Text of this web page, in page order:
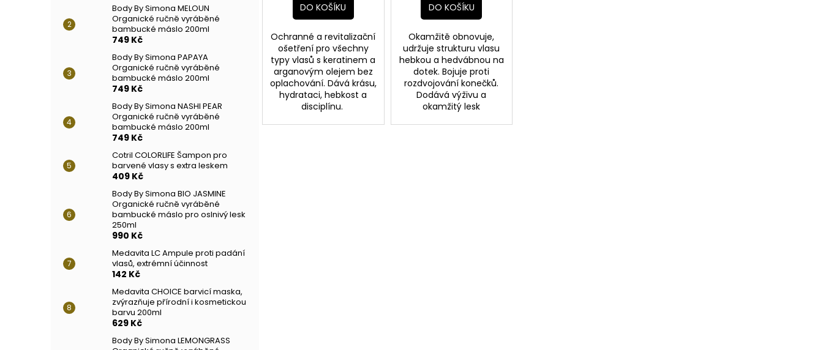
Body By Simona MELOUN
Organické ručně vyráběné
bambucké máslo 200ml
749 Kč
Body By Simona PAPAYA
Organické ručně vyráběné
bambucké máslo 200ml
749 Kč
Body By Simona NASHI PEAR
Organické ručně vyráběné
bambucké máslo 200ml
749 Kč
Cotril COLORLIFE Šampon pro
barvené vlasy s extra leskem
409 Kč
Body By Simona BIO JASMINE
Organické ručně vyráběné
bambucké máslo pro oslnivý lesk
250ml
990 Kč
Medavita LC Ampule proti padání
vlasů, extrémní účinnost
142 Kč
Medavita CHOICE barvicí maska,
zvýrazňuje přírodní i kosmetickou
barvu 200ml
629 Kč
Body By Simona LEMONGRASS
DO KOŠÍKU
Ochranné a revitalizační
ošetření pro všechny
typy vlasů s keratinem a
arganovým olejem bez
oplachování. Dává krásu,
hydrataci, hebkost a
disciplínu.
DO KOŠÍKU
Okamžitě obnovuje,
udržuje strukturu vlasu
hebkou a hedvábnou na
dotek. Bojuje proti
rozdvojování konečků.
Dodává výživu a
okamžitý lesk